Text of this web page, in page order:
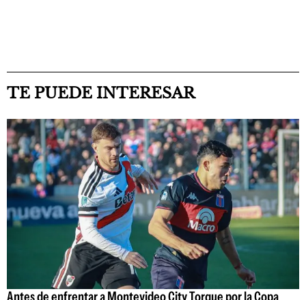
TE PUEDE INTERESAR
Antes de enfrentar a Montevideo City Torque por la Copa